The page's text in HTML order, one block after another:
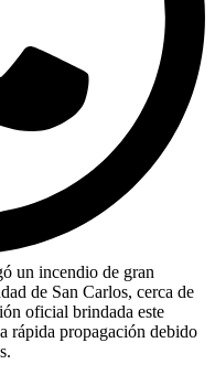
un incendio de gran
de San Carlos, cerca de
oficial brindada este
rápida propagación debido